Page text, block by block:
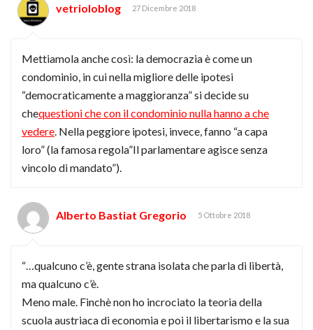
vetrioloblog 27 Dicembre 2018
Mettiamola anche così: la democrazia è come un
condominio, in cui nella migliore delle ipotesi
“democraticamente a maggioranza” si decide su
chequestioni che con il condominio nulla hanno a che
vedere . Nella peggiore ipotesi, invece, fanno “a capa
loro” (la famosa regola”Il parlamentare agisce senza
vincolo di mandato”).
Alberto Bastiat Gregorio 5 Ottobre 2018
“…qualcuno c’è, gente strana isolata che parla di libertà,
ma qualcuno c’è.
Meno male. Finchè non ho incrociato la teoria della
scuola austriaca di economia e poi il libertarismo e la sua